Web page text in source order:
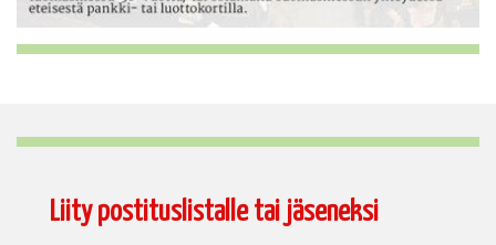
Liity postituslistalle tai jäseneksi